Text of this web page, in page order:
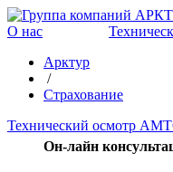
О нас
Арктур
/
Страхование
Технический осмотр
Он-лайн